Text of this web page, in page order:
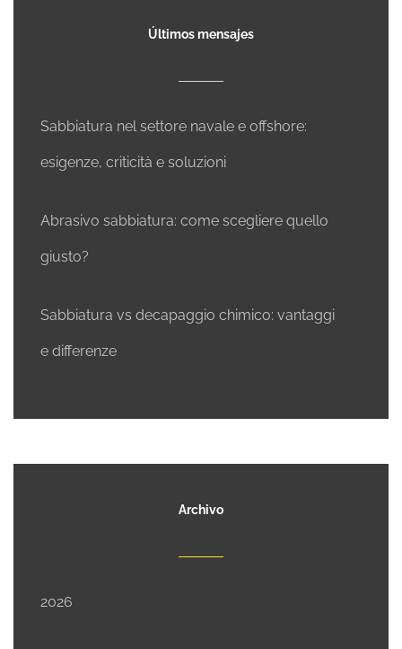
Últimos mensajes
Sabbiatura nel settore navale e offshore:
esigenze, criticità e soluzioni
Abrasivo sabbiatura: come scegliere quello
giusto?
Sabbiatura vs decapaggio chimico: vantaggi
e differenze
Archivo
2026